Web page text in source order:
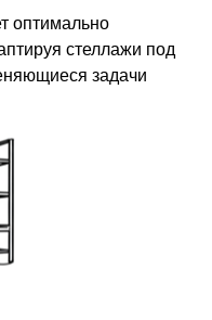
оптимально
стеллажи под
задачи